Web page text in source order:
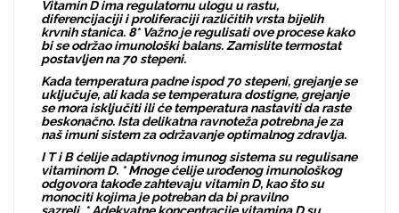
Vitamin D ima regulatornu ulogu u rastu,
diferencijaciji i proliferaciji različitih vrsta bijelih
krvnih stanica. 8* Važno je regulisati ove procese kako
bi se održao imunološki balans. Zamislite termostat
postavljen na 70 stepeni.
Kada temperatura padne ispod 70 stepeni, grejanje se
uključuje, ali kada se temperatura dostigne, grejanje
se mora isključiti ili će temperatura nastaviti da raste
beskonačno. Ista delikatna ravnoteža potrebna je za
naš imuni sistem za održavanje optimalnog zdravlja.
I T i B ćelije adaptivnog imunog sistema su regulisane
vitaminom D. * Mnoge ćelije urođenog imunološkog
odgovora takođe zahtevaju vitamin D, kao što su
monociti kojima je potreban da bi pravilno